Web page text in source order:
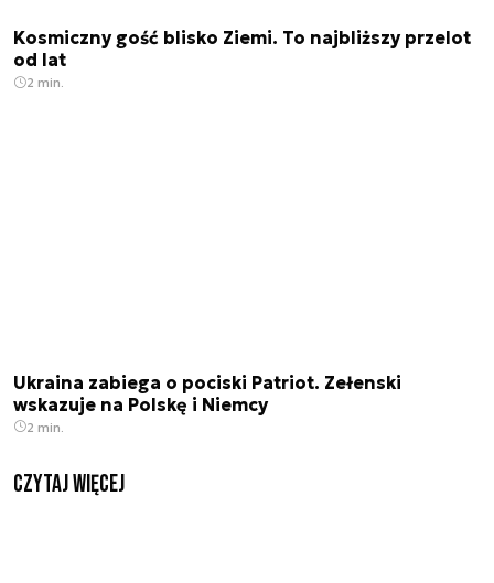
Kosmiczny gość blisko Ziemi. To najbliższy przelot
od lat
2 min.
Ukraina zabiega o pociski Patriot. Zełenski
wskazuje na Polskę i Niemcy
2 min.
czytaj więcej